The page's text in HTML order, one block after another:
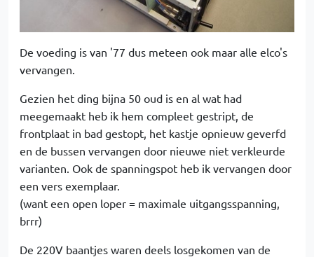
De voeding is van '77 dus meteen ook maar alle elco's
vervangen.
Gezien het ding bijna 50 oud is en al wat had
meegemaakt heb ik hem compleet gestript, de
frontplaat in bad gestopt, het kastje opnieuw geverfd
en de bussen vervangen door nieuwe niet verkleurde
varianten. Ook de spanningspot heb ik vervangen door
een vers exemplaar.
(want een open loper = maximale uitgangsspanning,
brrr)
De 220V baantjes waren deels losgekomen van de